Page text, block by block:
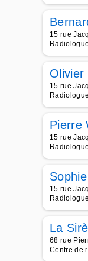
15 rue
Olivier
15 rue
Pierre
15 rue
15 rue
La
68 rue
Centre de